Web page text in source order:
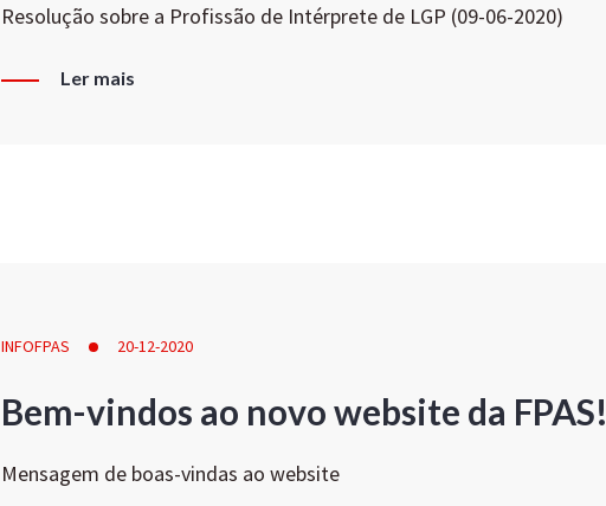
Resolução sobre a Profissão de Intérprete de LGP (09-06-2020)
Ler mais
INFOFPAS 20-12-2020
Bem-vindos ao novo website da FPAS!
Mensagem de boas-vindas ao website